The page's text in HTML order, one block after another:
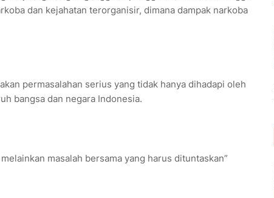
dan kejahatan terorganisir, dimana dampak narkoba
permasalahan serius yang tidak hanya dihadapi oleh
bangsa dan negara Indonesia.
masalah bersama yang harus dituntaskan”